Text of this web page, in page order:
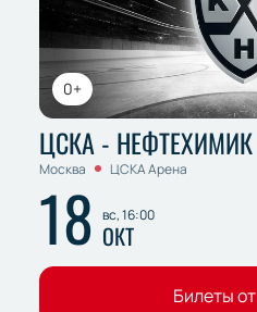
0+
ЦСКА - НЕФТЕХИМИК
Москва ЦСКА Арена
18 вс, 16:00
ОКТ
Билеты от